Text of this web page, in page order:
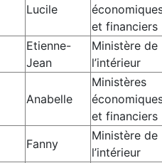
Lucile
et financiers
Etienne-
Jean
Ministère de
l’intérieur
Anabelle
Ministères
et financiers
Fanny
Ministère de
l’intérieur